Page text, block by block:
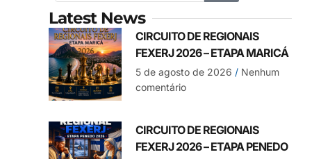
Latest News
CIRCUITO DE REGIONAIS
FEXERJ 2026 – ETAPA MARICÁ
5 de agosto de 2026 Nenhum
comentário
CIRCUITO DE REGIONAIS
FEXERJ 2026 – ETAPA PENEDO